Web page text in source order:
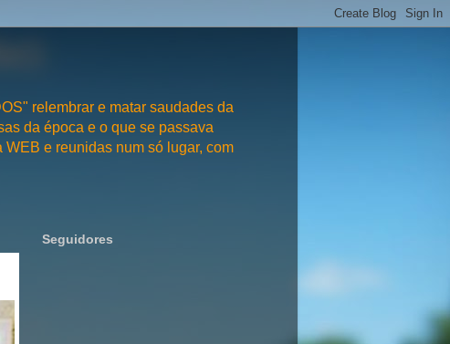
relembrar e matar saudades da
da época e o que se passava
e reunidas num só lugar, com
Seguidores